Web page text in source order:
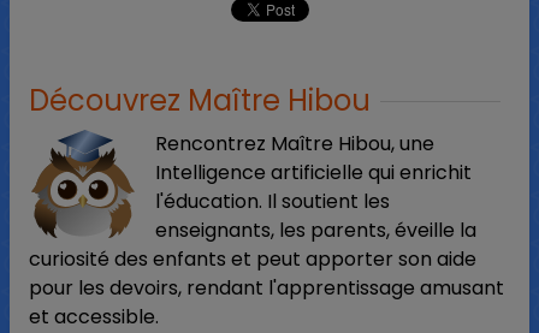
Découvrez Maître Hibou
Rencontrez Maître Hibou, une
Intelligence artificielle qui enrichit
l'éducation. Il soutient les
enseignants, les parents, éveille la
curiosité des enfants et peut apporter son aide
pour les devoirs, rendant l'apprentissage amusant
et accessible.